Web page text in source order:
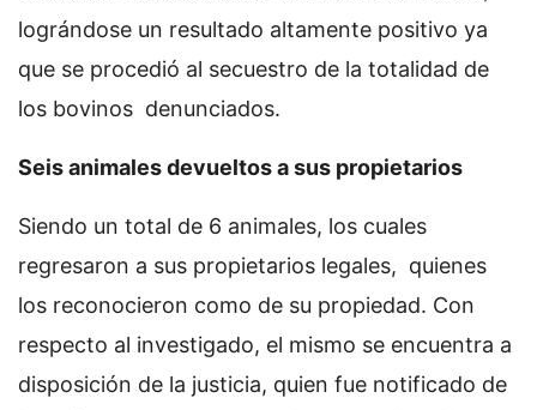
lográndose un resultado altamente positivo ya
que se procedió al secuestro de la totalidad de
los bovinos denunciados.
Seis animales devueltos a sus propietarios
Siendo un total de 6 animales, los cuales
regresaron a sus propietarios legales, quienes
los reconocieron como de su propiedad. Con
respecto al investigado, el mismo se encuentra a
disposición de la justicia, quien fue notificado de